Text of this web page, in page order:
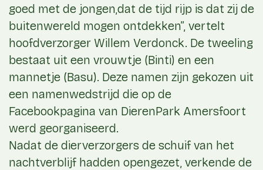
goed met de jongen,dat de tijd rijp is dat zij de
buitenwereld mogen ontdekken”, vertelt
hoofdverzorger Willem Verdonck. De tweeling
bestaat uit een vrouwtje (Binti) en een
mannetje (Basu). Deze namen zijn gekozen uit
een namenwedstrijd die op de
Facebookpagina van DierenPark Amersfoort
werd georganiseerd.
Nadat de dierverzorgers de schuif van het
nachtverblijf hadden opengezet, verkende de